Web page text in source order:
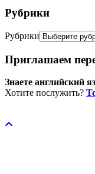
Рубрики
Рубрики
Приглашаем
Знаете английский
Хотите послужить?